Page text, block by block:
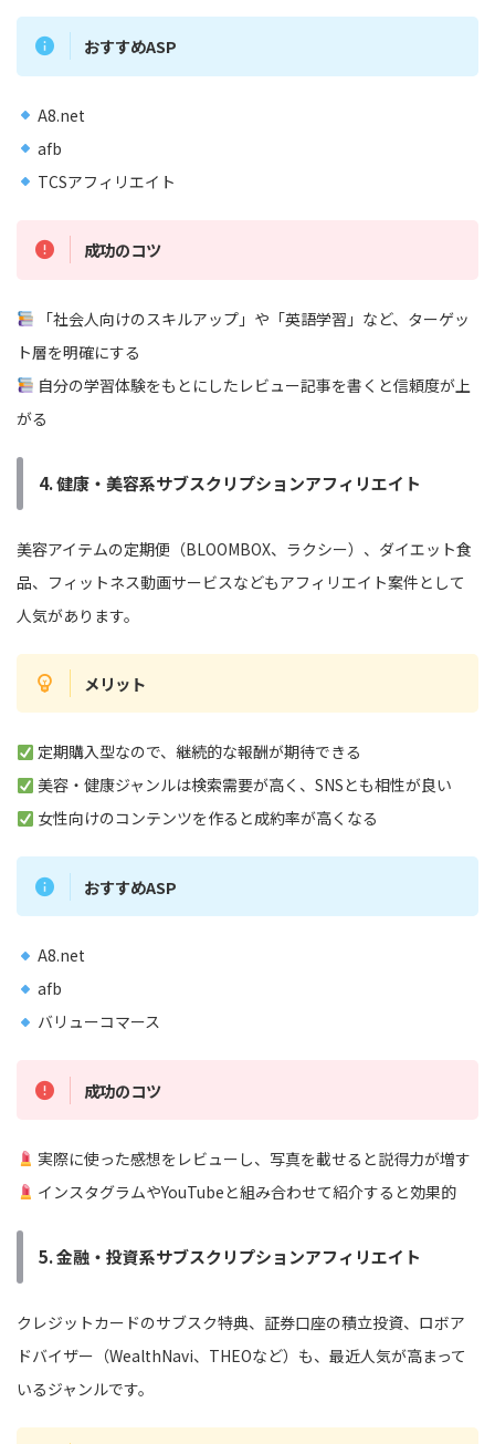
おすすめASP
A8.net
afb
TCSアフィリエイト
成功のコツ
「社会人向けのスキルアップ」や「英語学習」など、ターゲッ
ト層を明確にする
自分の学習体験をもとにしたレビュー記事を書くと信頼度が上
がる
4. 健康・美容系サブスクリプションアフィリエイト
美容アイテムの定期便（BLOOMBOX、ラクシー）、ダイエット食
品、フィットネス動画サービスなどもアフィリエイト案件として
人気があります。
メリット
定期購入型なので、継続的な報酬が期待できる
美容・健康ジャンルは検索需要が高く、SNSとも相性が良い
女性向けのコンテンツを作ると成約率が高くなる
おすすめASP
A8.net
afb
バリューコマース
成功のコツ
実際に使った感想をレビューし、写真を載せると説得力が増す
インスタグラムやYouTubeと組み合わせて紹介すると効果的
5. 金融・投資系サブスクリプションアフィリエイト
クレジットカードのサブスク特典、証券口座の積立投資、ロボア
ドバイザー（WealthNavi、THEOなど）も、最近人気が高まって
いるジャンルです。